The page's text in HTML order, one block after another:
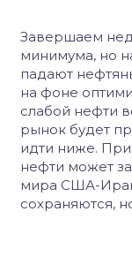
Завершаем
минимума, но
падают
на фоне
слабой нефти
рынок будет
идти ниже.
нефти может
мира США-Иран
сохраняются,